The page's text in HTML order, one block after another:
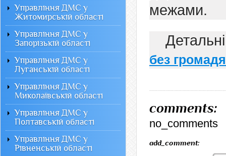
межами.
без
comments:
no_comments
add_comment:
Управління ДМС у
Житомирській області
Управління ДМС у
Запорізькій області
Управління ДМС у
Луганській області
Управління ДМС у
Миколаївській області
Управління ДМС у
Полтавській області
Управління ДМС у
Рівненській області